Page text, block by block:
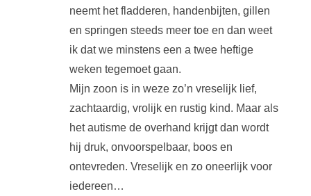
neemt het fladderen, handenbijten, gillen
en springen steeds meer toe en dan weet
ik dat we minstens een a twee heftige
weken tegemoet gaan.
Mijn zoon is in weze zo’n vreselijk lief,
zachtaardig, vrolijk en rustig kind. Maar als
het autisme de overhand krijgt dan wordt
hij druk, onvoorspelbaar, boos en
ontevreden. Vreselijk en zo oneerlijk voor
iedereen…